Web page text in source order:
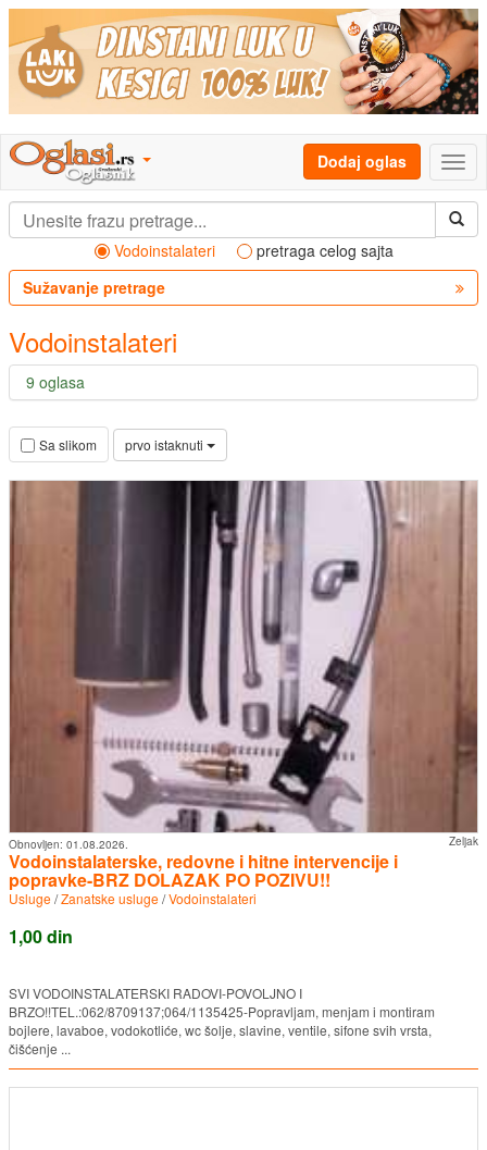
Dodaj oglas
Vodoinstalateri
pretraga celog sajta
Sužavanje pretrage
Vodoinstalateri
9 oglasa
Sa slikom prvo istaknuti
Zeljak
Obnovljen: 01.08.2026.
Vodoinstalaterske, redovne i hitne intervencije i
popravke-BRZ DOLAZAK PO POZIVU!!
Usluge/Zanatske usluge/Vodoinstalateri
1,00 din
SVI VODOINSTALATERSKI RADOVI-POVOLJNO I
BRZO!!TEL.:062/8709137;064/1135425-Popravljam, menjam i montiram
bojlere, lavaboe, vodokotliće, wc šolje, slavine, ventile, sifone svih vrsta,
čišćenje ...